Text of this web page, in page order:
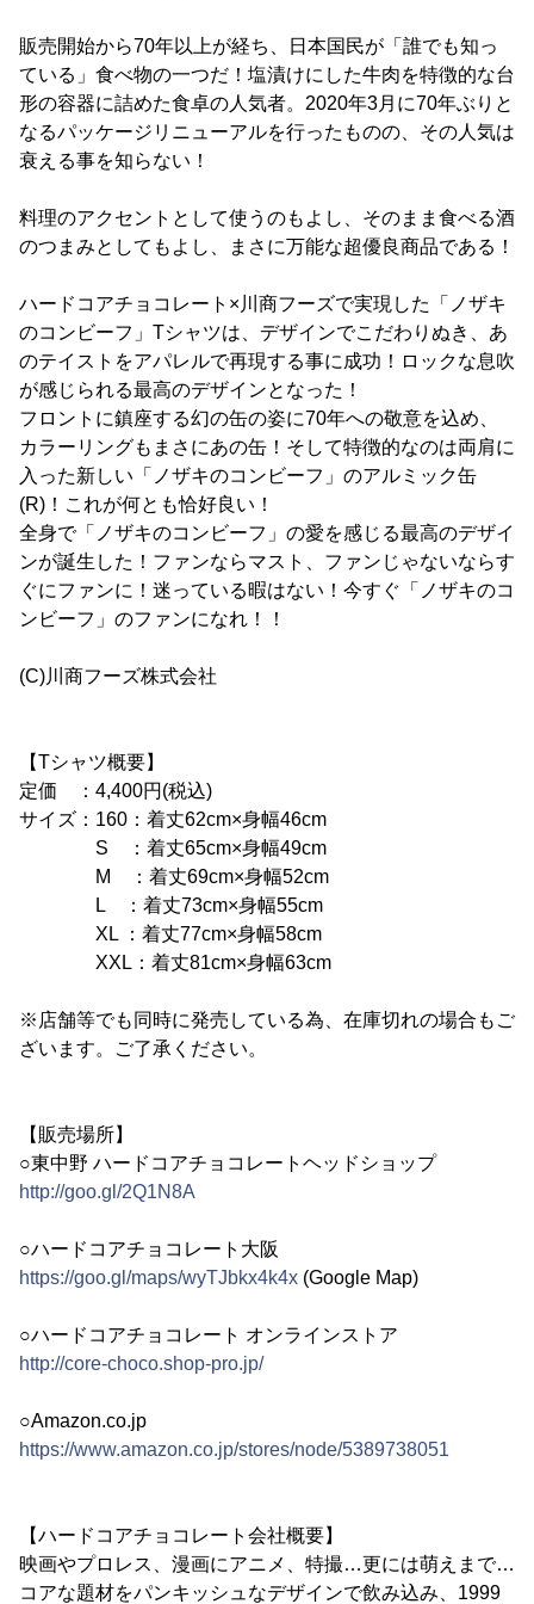
販売開始から70年以上が経ち、日本国民が「誰でも知っ
ている」食べ物の一つだ！塩漬けにした牛肉を特徴的な台
形の容器に詰めた食卓の人気者。2020年3月に70年ぶりと
なるパッケージリニューアルを行ったものの、その人気は
衰える事を知らない！
料理のアクセントとして使うのもよし、そのまま食べる酒
のつまみとしてもよし、まさに万能な超優良商品である！
ハードコアチョコレート×川商フーズで実現した「ノザキ
のコンビーフ」Tシャツは、デザインでこだわりぬき、あ
のテイストをアパレルで再現する事に成功！ロックな息吹
が感じられる最高のデザインとなった！
フロントに鎮座する幻の缶の姿に70年への敬意を込め、
カラーリングもまさにあの缶！そして特徴的なのは両肩に
入った新しい「ノザキのコンビーフ」のアルミック缶
(R)！これが何とも恰好良い！
全身で「ノザキのコンビーフ」の愛を感じる最高のデザイ
ンが誕生した！ファンならマスト、ファンじゃないならす
ぐにファンに！迷っている暇はない！今すぐ「ノザキのコ
ンビーフ」のファンになれ！！
(C)川商フーズ株式会社
【Tシャツ概要】
定価 ：4,400円(税込)
サイズ：160：着丈62cm×身幅46cm
S ：着丈65cm×身幅49cm
M ：着丈69cm×身幅52cm
L ：着丈73cm×身幅55cm
XL ：着丈77cm×身幅58cm
XXL：着丈81cm×身幅63cm
※店舗等でも同時に発売している為、在庫切れの場合もご
ざいます。ご了承ください。
【販売場所】
○東中野 ハードコアチョコレートヘッドショップ
http://goo.gl/2Q1N8A
○ハードコアチョコレート大阪
https://goo.gl/maps/wyTJbkx4k4x (Google Map)
○ハードコアチョコレート オンラインストア
http://core-choco.shop-pro.jp/
○Amazon.co.jp
https://www.amazon.co.jp/stores/node/5389738051
【ハードコアチョコレート会社概要】
映画やプロレス、漫画にアニメ、特撮…更には萌えまで…
コアな題材をパンキッシュなデザインで飲み込み、1999